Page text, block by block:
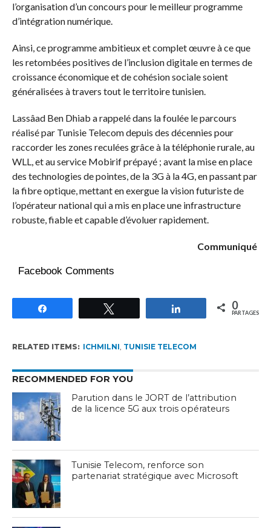
l’organisation d’un concours pour le meilleur programme
d’intégration numérique.
Ainsi, ce programme ambitieux et complet œuvre à ce que
les retombées positives de l’inclusion digitale en termes de
croissance économique et de cohésion sociale soient
généralisées à travers tout le territoire tunisien.
Lassâad Ben Dhiab a rappelé dans la foulée le parcours
réalisé par Tunisie Telecom depuis des décennies pour
raccorder les zones reculées grâce à la téléphonie rurale, au
WLL, et au service Mobirif prépayé ; avant la mise en place
des technologies de pointes, de la 3G à la 4G, en passant par
la fibre optique, mettant en exergue la vision futuriste de
l’opérateur national qui a mis en place une infrastructure
robuste, fiable et capable d’évoluer rapidement.
Communiqué
Facebook Comments
Partagez 0
PARTAGES
RELATED ITEMS: ICHMILNI, TUNISIE TELECOM
RECOMMENDED FOR YOU
Parution dans le JORT de l’attribution
de la licence 5G aux trois opérateurs
Tunisie Telecom, renforce son
partenariat stratégique avec Microsoft